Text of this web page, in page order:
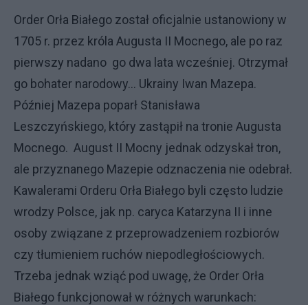
Order Orła Białego został oficjalnie ustanowiony w
1705 r. przez króla Augusta II Mocnego, ale po raz
pierwszy nadano go dwa lata wcześniej. Otrzymał
go bohater narodowy... Ukrainy Iwan Mazepa.
Później Mazepa poparł Stanisława
Leszczyńskiego, który zastąpił na tronie Augusta
Mocnego. August II Mocny jednak odzyskał tron,
ale przyznanego Mazepie odznaczenia nie odebrał.
Kawalerami Orderu Orła Białego byli często ludzie
wrodzy Polsce, jak np. caryca Katarzyna II i inne
osoby związane z przeprowadzeniem rozbiorów
czy tłumieniem ruchów niepodległościowych.
Trzeba jednak wziąć pod uwagę, że Order Orła
Białego funkcjonował w różnych warunkach: